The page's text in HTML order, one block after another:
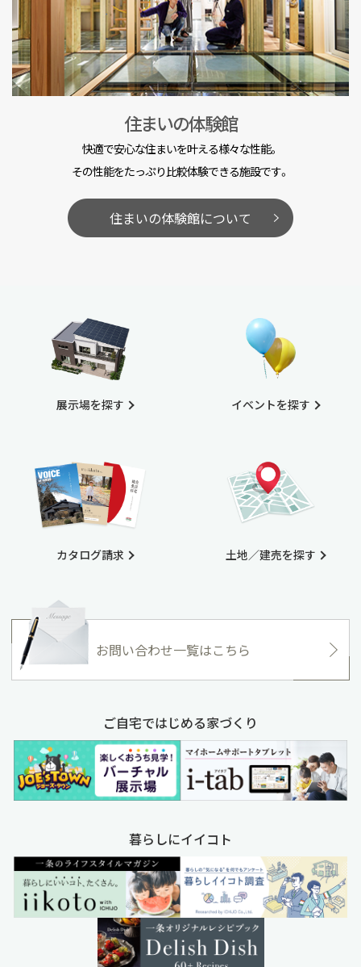
住まいの体験館
快適で安心な住まいを叶える様々な性能。
その性能をたっぷり比較体験できる施設です。
住まいの体験館について
展示場を探す
カタログ請求
イベントを探す
土地／建売を探す
お問い合わせ一覧はこちら
ご自宅ではじめる家づくり
暮らしにイイコト